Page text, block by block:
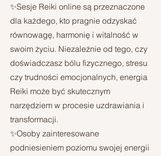
✨Sesje Reiki online są przeznaczone
dla każdego, kto pragnie odzyskać
równowagę, harmonię i witalność w
swoim życiu. Niezależnie od tego, czy
doświadczasz bólu fizycznego, stresu
czy trudności emocjonalnych, energia
Reiki może być skutecznym
narzędziem w procesie uzdrawiania i
transformacji.
✨Osoby zainteresowane
podniesieniem poziomu swojej energii